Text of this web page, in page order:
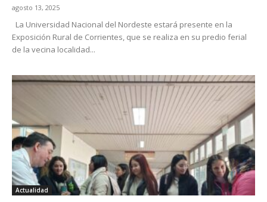
agosto 13, 2025
La Universidad Nacional del Nordeste estará presente en la
Exposición Rural de Corrientes, que se realiza en su predio ferial
de la vecina localidad...
Actualidad